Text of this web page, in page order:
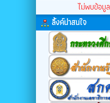
ไม่พบข้อมูล
ลิ้งค์น่าสนใจ